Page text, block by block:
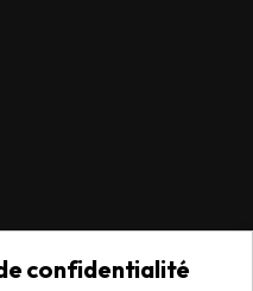
confidentialité